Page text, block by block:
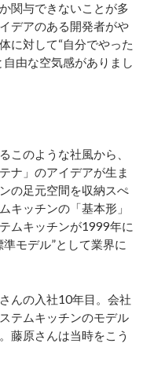
関与できないことが多
デアのある開発者がや
に対して“自分でやった
由な空気感がありまし
のような社風から、
ナ」のアイデアが生ま
の足元空間を収納スぺ
キッチンの「基本形」
ムキッチンが1999年に
モデル”として業界に
んの入社10年目。会社
テムキッチンのモデル
藤原さんは当時をこう